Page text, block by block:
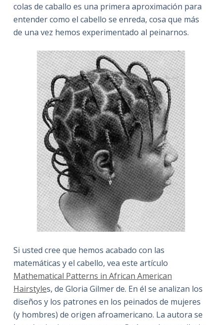
colas de caballo es una primera aproximación para
entender como el cabello se enreda, cosa que más
de una vez hemos experimentado al peinarnos.
Si usted cree que hemos acabado con las
matemáticas y el cabello, vea este artículo
Mathematical Patterns in African American
Hairstyles, de Gloria Gilmer de. En él se analizan los
diseños y los patrones en los peinados de mujeres
(y hombres) de origen afroamericano. La autora se